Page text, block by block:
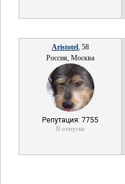
Aristotel, 58
Россия, Москва
Репутация: 7755
В отпуске